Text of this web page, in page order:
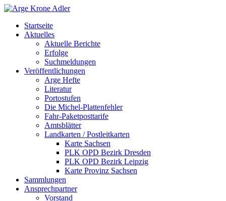
Startseite
Aktuelles
Aktuelle Berichte
Erfolge
Suchmeldungen
Veröffentlichungen
Arge Hefte
Literatur
Portostufen
Die Michel-Plattenfehler
Fahr-Paketposttarife
Amtsblätter
Landkarten / Postleitkarten
Karte Sachsen
PLK OPD Bezirk Dresden
PLK OPD Bezirk Leipzig
Karte Provinz Sachsen
Sammlungen
Ansprechpartner
Vorstand